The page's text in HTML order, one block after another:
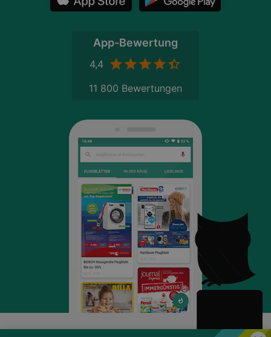
App-Bewertung
4,4
11 800 Bewertungen